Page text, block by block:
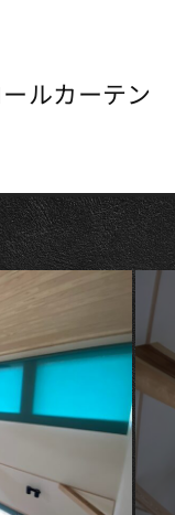
ルカーテン